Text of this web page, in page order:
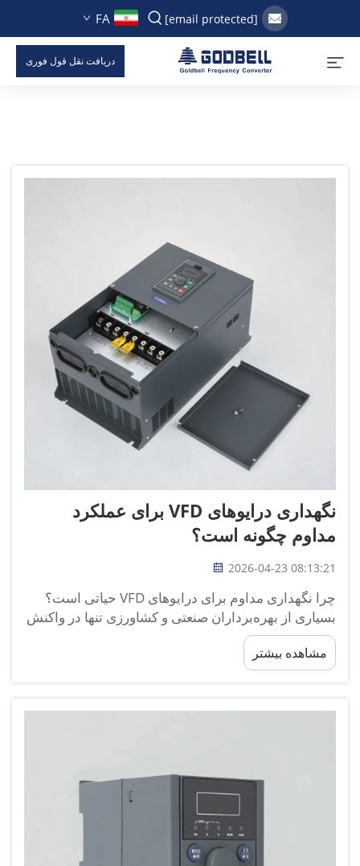
[email protected]
FA
دریافت نقل قول فوری
نگهداری درایوهای VFD برای عملکرد
مداوم چگونه است؟
2026-04-23 08:13:21
چرا نگهداری مداوم برای درایوهای VFD حیاتی است؟
بسیاری از بهره‌برداران صنعتی و کشاورزی تنها در واکنش
به خرابی‌ها اقدام می‌کنند و به‌جای انجام نگهداری دوره‌ای
انرژی بالاتر و کاهش عمر سرویس... می‌شوند.
مشاهده بیشتر